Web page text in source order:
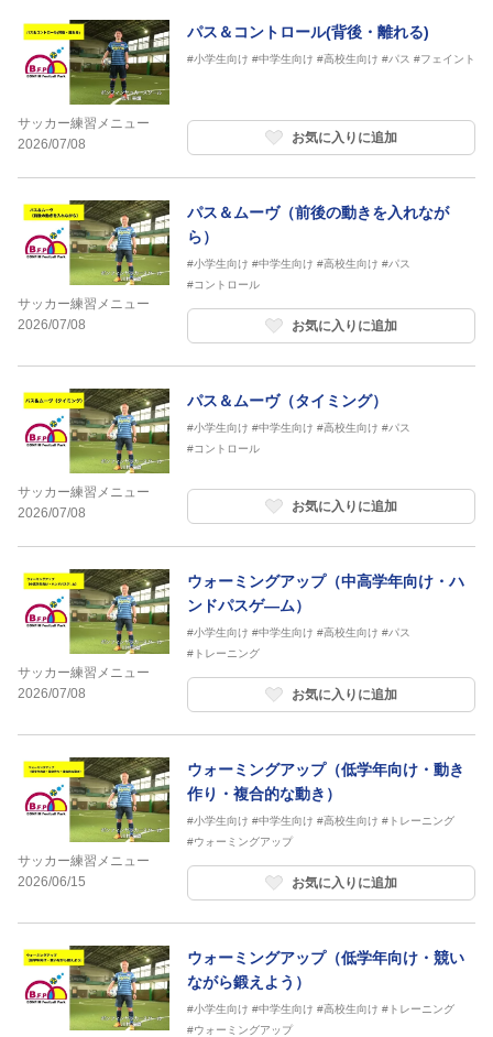
サッカー練習メニュー
2026/07/08
パス＆コントロール(背後・離れる)
#小学生向け #中学生向け #高校生向け #パス #フェイント
お気に入りに追加
サッカー練習メニュー
2026/07/08
パス＆ムーヴ（前後の動きを入れなが
ら）
#小学生向け #中学生向け #高校生向け #パス
#コントロール
お気に入りに追加
サッカー練習メニュー
2026/07/08
パス＆ムーヴ（タイミング）
#小学生向け #中学生向け #高校生向け #パス
#コントロール
お気に入りに追加
サッカー練習メニュー
2026/07/08
ウォーミングアップ（中高学年向け・ハ
ンドパスゲ―ム）
#小学生向け #中学生向け #高校生向け #パス
#トレーニング
お気に入りに追加
サッカー練習メニュー
2026/06/15
ウォーミングアップ（低学年向け・動き
作り・複合的な動き）
#小学生向け #中学生向け #高校生向け #トレーニング
#ウォーミングアップ
お気に入りに追加
ウォーミングアップ（低学年向け・競い
ながら鍛えよう）
#小学生向け #中学生向け #高校生向け #トレーニング
#ウォーミングアップ